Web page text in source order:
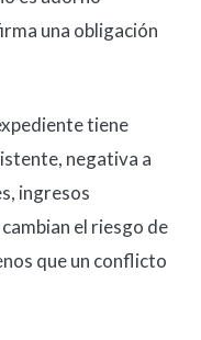
una obligación
tiene
negativa a
ingresos
el riesgo de
que un conflicto